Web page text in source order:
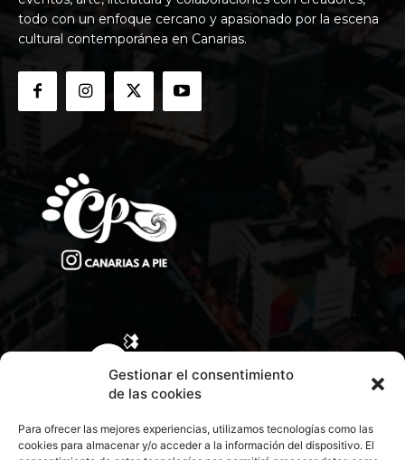
Gestionar el consentimiento
de las cookies
Para ofrecer las mejores experiencias, utilizamos tecnologías como las
cookies para almacenar y/o acceder a la información del dispositivo. El
todo con un enfoque cercano y apasionado por la escena
cultural contemporánea en Canarias.